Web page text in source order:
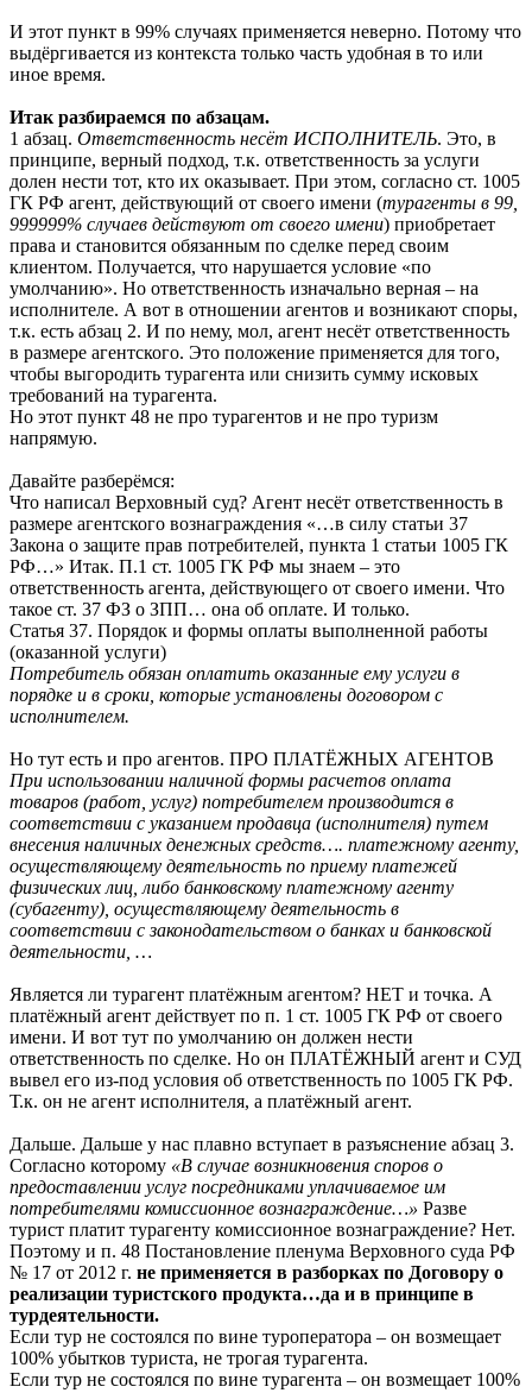
И этот пункт в 99% случаях применяется неверно. Потому что
выдёргивается из контекста только часть удобная в то или
иное время.
Итак разбираемся по абзацам.
1 абзац. Ответственность несёт ИСПОЛНИТЕЛЬ. Это, в
принципе, верный подход, т.к. ответственность за услуги
долен нести тот, кто их оказывает. При этом, согласно ст. 1005
ГК РФ агент, действующий от своего имени (турагенты в 99,
999999% случаев действуют от своего имени) приобретает
права и становится обязанным по сделке перед своим
клиентом. Получается, что нарушается условие «по
умолчанию». Но ответственность изначально верная – на
исполнителе. А вот в отношении агентов и возникают споры,
т.к. есть абзац 2. И по нему, мол, агент несёт ответственность
в размере агентского. Это положение применяется для того,
чтобы выгородить турагента или снизить сумму исковых
требований на турагента.
Но этот пункт 48 не про турагентов и не про туризм
напрямую.
Давайте разберёмся:
Что написал Верховный суд? Агент несёт ответственность в
размере агентского вознаграждения «…в силу статьи 37
Закона о защите прав потребителей, пункта 1 статьи 1005 ГК
РФ…» Итак. П.1 ст. 1005 ГК РФ мы знаем – это
ответственность агента, действующего от своего имени. Что
такое ст. 37 ФЗ о ЗПП… она об оплате. И только.
Статья 37. Порядок и формы оплаты выполненной работы
(оказанной услуги)
Потребитель обязан оплатить оказанные ему услуги в
порядке и в сроки, которые установлены договором с
исполнителем.
Но тут есть и про агентов. ПРО ПЛАТЁЖНЫХ АГЕНТОВ
При использовании наличной формы расчетов оплата
товаров (работ, услуг) потребителем производится в
соответствии с указанием продавца (исполнителя) путем
внесения наличных денежных средств…. платежному агенту,
осуществляющему деятельность по приему платежей
физических лиц, либо банковскому платежному агенту
(субагенту), осуществляющему деятельность в
соответствии с законодательством о банках и банковской
деятельности, …
Является ли турагент платёжным агентом? НЕТ и точка. А
платёжный агент действует по п. 1 ст. 1005 ГК РФ от своего
имени. И вот тут по умолчанию он должен нести
ответственность по сделке. Но он ПЛАТЁЖНЫЙ агент и СУД
вывел его из-под условия об ответственность по 1005 ГК РФ.
Т.к. он не агент исполнителя, а платёжный агент.
Дальше. Дальше у нас плавно вступает в разъяснение абзац 3.
Согласно которому «В случае возникновения споров о
предоставлении услуг посредниками уплачиваемое им
потребителями комиссионное вознаграждение…» Разве
турист платит турагенту комиссионное вознаграждение? Нет.
Поэтому и п. 48 Постановление пленума Верховного суда РФ
№ 17 от 2012 г. не применяется в разборках по Договору о
реализации туристского продукта…да и в принципе в
турдеятельности.
Если тур не состоялся по вине туроператора – он возмещает
100% убытков туриста, не трогая турагента.
Если тур не состоялся по вине турагента – он возмещает 100%